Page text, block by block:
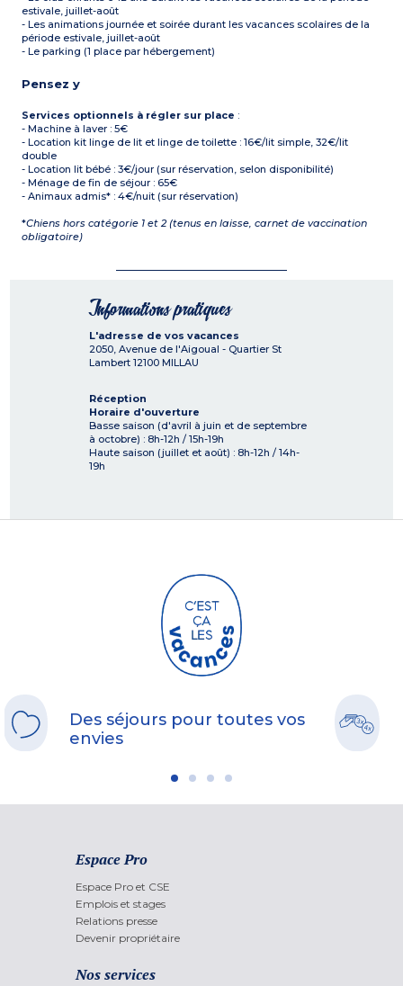
estivale, juillet-août
- Les animations journée et soirée durant les vacances scolaires de la
période estivale, juillet-août
- Le parking (1 place par hébergement)
Pensez y
Services optionnels à régler sur place :
- Machine à laver : 5€
- Location kit linge de lit et linge de toilette : 16€/lit simple, 32€/lit
double
- Location lit bébé : 3€/jour (sur réservation, selon disponibilité)
- Ménage de fin de séjour : 65€
- Animaux admis* : 4€/nuit (sur réservation)
*Chiens hors catégorie 1 et 2 (tenus en laisse, carnet de vaccination
obligatoire)
Informations pratiques
L'adresse de vos vacances
2050, Avenue de l'Aigoual - Quartier St
Lambert 12100 MILLAU
Réception
Horaire d'ouverture
Basse saison (d'avril à juin et de septembre
à octobre) : 8h-12h / 15h-19h
Haute saison (juillet et août) : 8h-12h / 14h-
19h
Des séjours pour toutes vos
envies
Espace Pro
Espace Pro et CSE
Emplois et stages
Relations presse
Devenir propriétaire
Nos services